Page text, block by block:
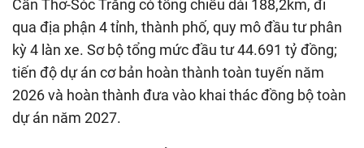
Cần Thơ-Sóc Trăng có tổng chiều dài 188,2km, đi
qua địa phận 4 tỉnh, thành phố, quy mô đầu tư phân
kỳ 4 làn xe. Sơ bộ tổng mức đầu tư 44.691 tỷ đồng;
tiến độ dự án cơ bản hoàn thành toàn tuyến năm
2026 và hoàn thành đưa vào khai thác đồng bộ toàn
dự án năm 2027.